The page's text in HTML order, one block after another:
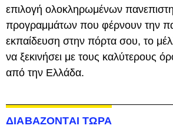
επιλογή ολοκληρωμένων
προγραμμάτων που φέρνουν την
εκπαίδευση στην πόρτα σου, το
να ξεκινήσει με τους καλύτερους
από την Ελλάδα.
ΔΙΑΒΑΖΟΝΤΑΙ ΤΩΡΑ